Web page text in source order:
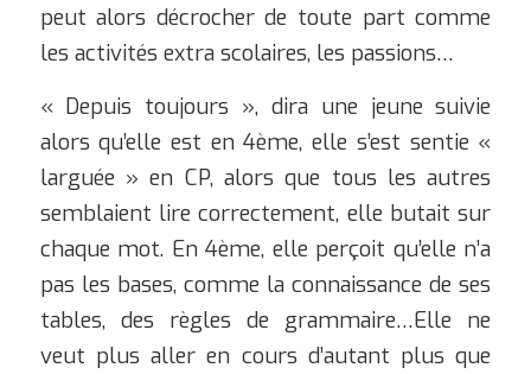
peut alors décrocher de toute part comme
les activités extra scolaires, les passions…
« Depuis toujours », dira une jeune suivie
alors qu’elle est en 4ème, elle s’est sentie «
larguée » en CP, alors que tous les autres
semblaient lire correctement, elle butait sur
chaque mot. En 4ème, elle perçoit qu’elle n’a
pas les bases, comme la connaissance de ses
tables, des règles de grammaire…Elle ne
veut plus aller en cours d’autant plus que